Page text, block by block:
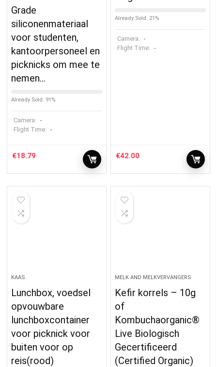
Grade
siliconenmateriaal
voor studenten,
kantoorpersoneel en
picknicks om mee te
nemen…
Already Sold: 91%
Camera: -
Flight Time: -
€18.79
Already Sold: 21%
Camera: -
Flight Time: -
€42.00
KAAS
Lunchbox, voedsel
opvouwbare
lunchboxcontainer
voor picknick voor
buiten voor op
reis(rood)
MELK AND MELKVERVANGERS
Kefir korrels – 10g
of
Kombuchaorganic®
Live Biologisch
Gecertificeerd
(Certified Organic)